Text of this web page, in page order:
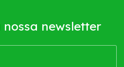
nossa newsletter